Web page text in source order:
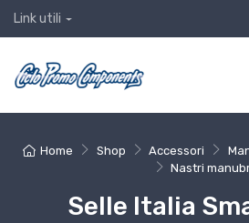
Link utili
Home Shop Accessori
Nastri
Selle Italia